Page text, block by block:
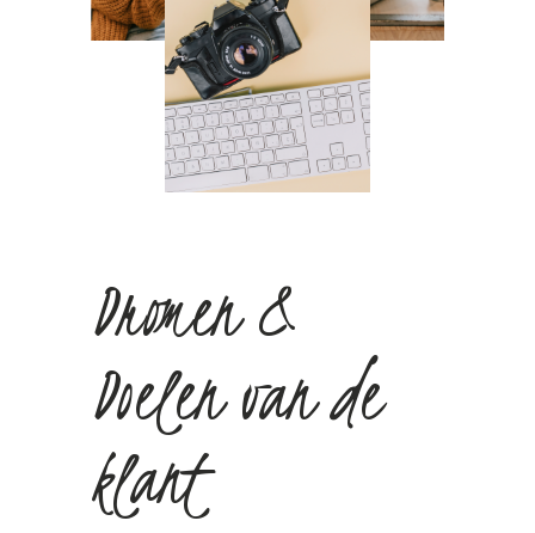
Dromen &
Doelen van de
klant